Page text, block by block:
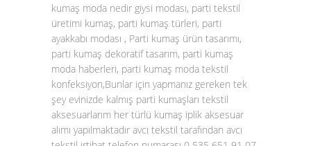
kumaş moda nedir giysi modası, parti tekstil
üretimi kumaş, parti kumaş türleri, parti
ayakkabı modası , Parti kumaş ürün tasarımı,
parti kumaş dekoratif tasarım, parti kumaş
moda haberleri, parti kumaş moda tekstil
konfeksiyon,Bunlar için yapmanız gereken tek
şey evinizde kalmış parti kumaşları tekstil
aksesuarlarım her türlü kumaş iplik aksesuar
alımı yapılmaktadır avcı tekstil tarafından avcı